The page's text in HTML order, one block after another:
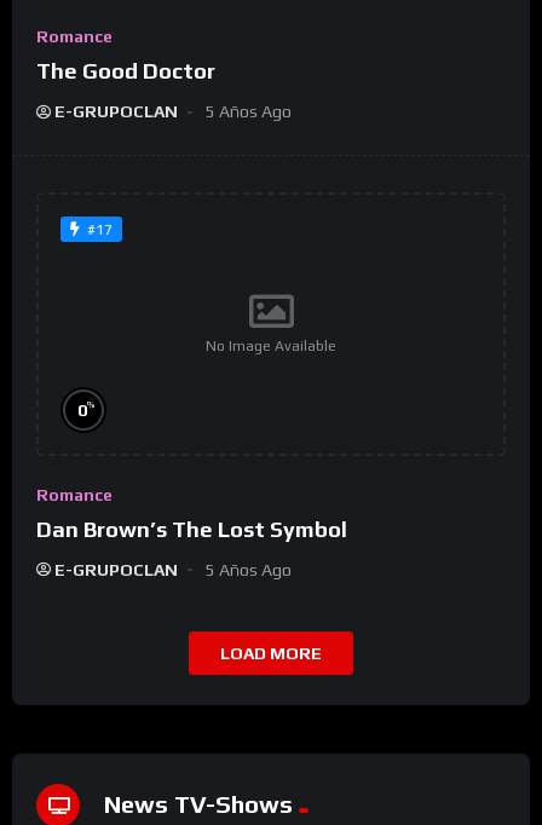
Romance
The Good Doctor
E-GRUPOCLAN 5 Años Ago
#17
No Image Available
0%
Romance
Dan Brown’s The Lost Symbol
E-GRUPOCLAN 5 Años Ago
LOAD MORE
News TV-Shows